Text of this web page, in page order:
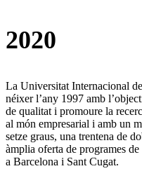
2020
La Universitat Internacional
néixer l’any 1997 amb
de qualitat i promoure la
al món empresarial i amb un
setze graus, una trentena de
àmplia oferta de programes
a Barcelona i Sant Cugat.